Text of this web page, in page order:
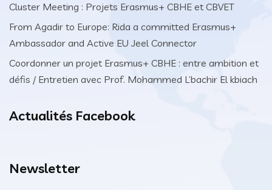
Cluster Meeting : Projets Erasmus+ CBHE et CBVET
From Agadir to Europe: Rida a committed Erasmus+
Ambassador and Active EU Jeel Connector
Coordonner un projet Erasmus+ CBHE : entre ambition et
défis / Entretien avec Prof. Mohammed L’bachir El kbiach
Actualités Facebook
Newsletter